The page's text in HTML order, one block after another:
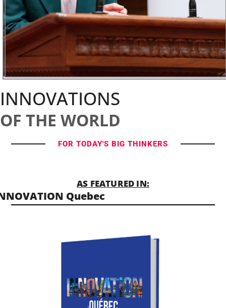
INNOVATIONS
OF THE WORLD
FOR TODAY'S BIG THINKERS
AS FEATURED IN:
Quebec